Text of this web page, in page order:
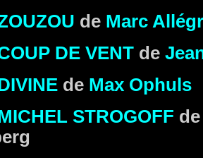
de Marc
DE VENT de
de Max Ophuls
STROGOFF